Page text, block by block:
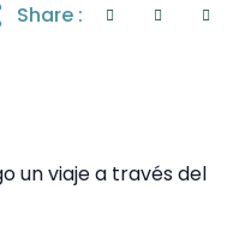
Share :
un viaje a través del